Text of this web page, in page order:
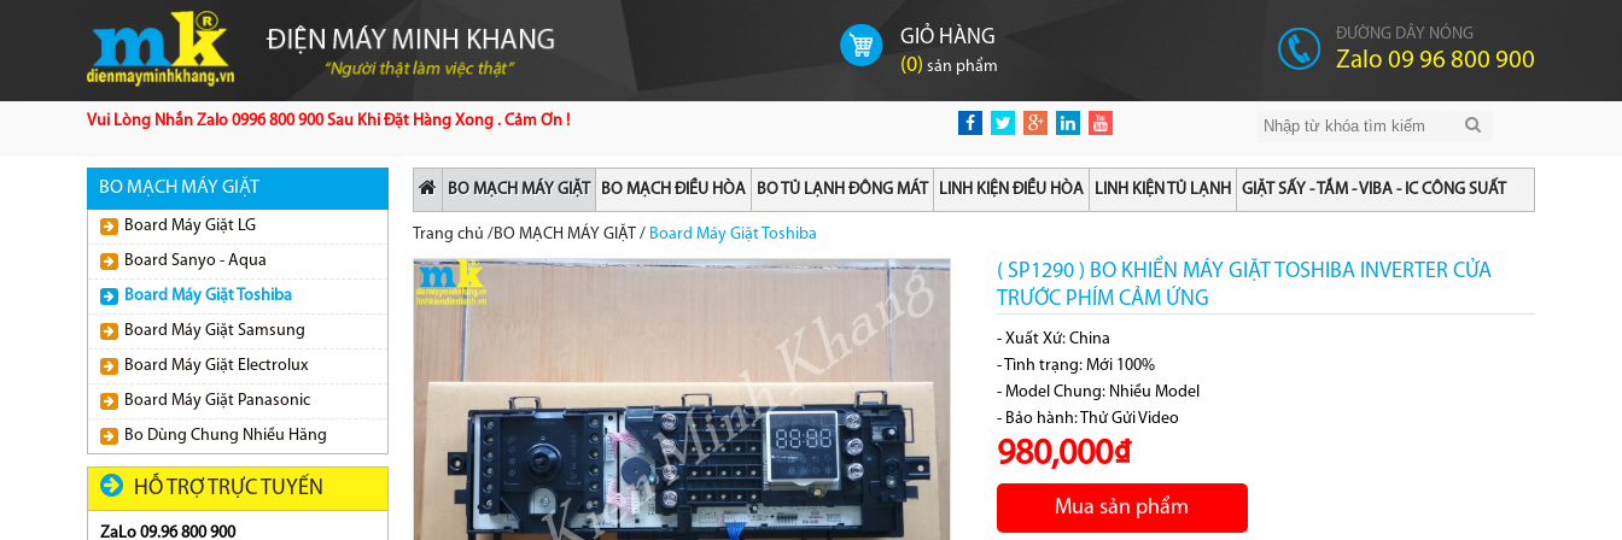
GIỎ HÀNG
(0) sản phẩm
ĐƯỜNG DÂY NÓNG
Zalo 09 96 800 900
Vui Lòng Nhắn Zalo 0996 800 900 Sau Khi Đặt Hàng Xong . Cảm Ơn !
BO MẠCH MÁY GIẶT
Board Máy Giặt LG
Board Sanyo - Aqua
Board Máy Giặt Toshiba
Board Máy Giặt Samsung
Board Máy Giặt Electrolux
Board Máy Giặt Panasonic
Bo Dùng Chung Nhiều Hãng
HỖ TRỢ TRỰC TUYẾN
ZaLo 09.96 800 900
BO MẠCH MÁY GIẶT BO MẠCH ĐIỀU HÒA BO TỦ LẠNH ĐÔNG MÁT LINH KIỆN ĐIỀU HÒA LINH KIỆN TỦ LẠNH GIẶT SẤY - TẮM - VIBA - IC CÔNG SUẤT
Trang chủ /BO MẠCH MÁY GIẶT / Board Máy Giặt Toshiba
( SP1290 ) BO KHIỂN MÁY GIẶT TOSHIBA INVERTER CỬA
TRƯỚC PHÍM CẢM ỨNG
- Xuất Xứ: China
- Tình trạng: Mới 100%
- Model Chung: Nhiều Model
- Bảo hành: Thử Gửi Video
980,000₫
Mua sản phẩm